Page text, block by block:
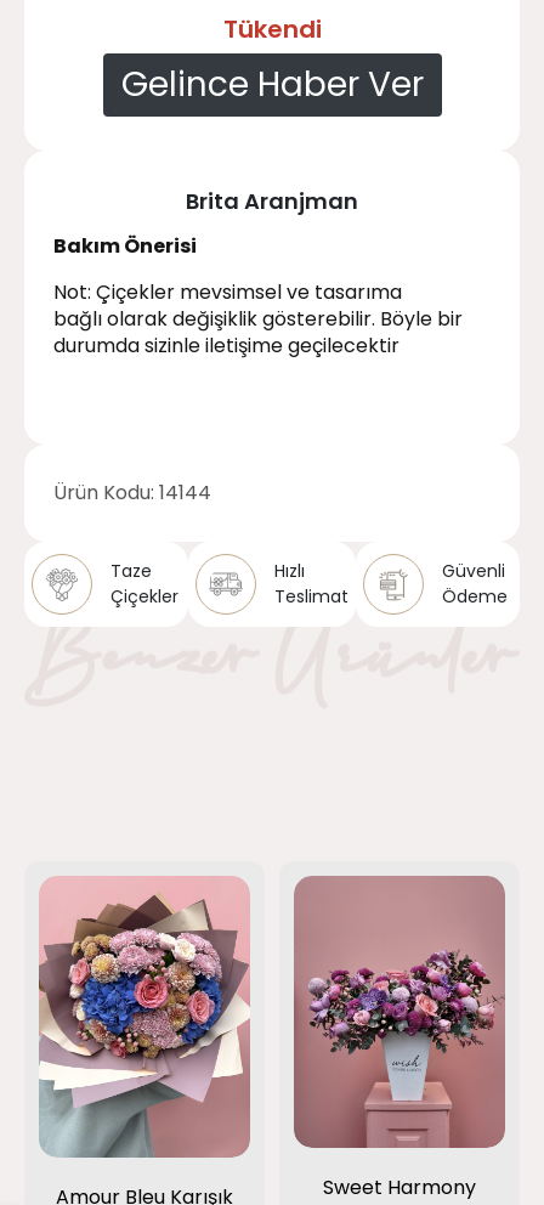
Tükendi
Gelince Haber Ver
Brita Aranjman
Bakım Önerisi
Not: Çiçekler mevsimsel ve tasarıma
bağlı olarak değişiklik gösterebilir. Böyle bir
durumda sizinle iletişime geçilecektir
Ürün Kodu: 14144
Taze
Çiçekler
Hızlı
Teslimat
Güvenli
Ödeme
Amour Bleu Karışık
Sweet Harmony